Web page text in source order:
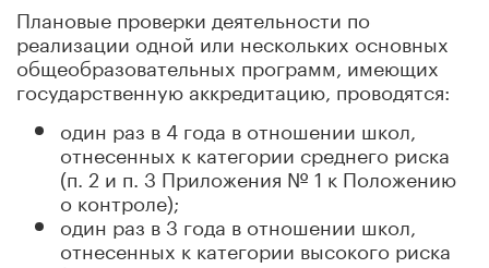
Плановые проверки деятельности по
реализации одной или нескольких основных
общеобразовательных программ, имеющих
государственную аккредитацию, проводятся:
один раз в 4 года в отношении школ,
отнесенных к категории среднего риска
(п. 2 и п. 3 Приложения № 1 к Положению
о контроле);
один раз в 3 года в отношении школ,
отнесенных к категории высокого риска